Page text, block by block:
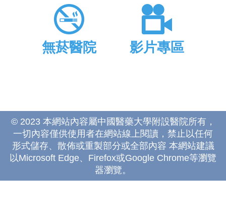
無菸醫院 影片專區
© 2023 本網站內容屬中國醫藥大學附設醫院所有，
一切內容僅供使用者在網站線上閱讀，禁止以任何
形式儲存、散佈或重製部分或全部內容 本網站建議
以Microsoft Edge、Firefox或Google Chrome等瀏覽
器瀏覽。